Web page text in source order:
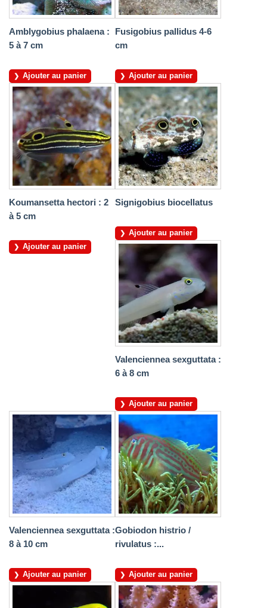
Amblygobius phalaena :
5 à 7 cm
Ajouter au panier
Fusigobius pallidus 4-6
cm
Ajouter au panier
Koumansetta hectori : 2
à 5 cm
Ajouter au panier
Signigobius biocellatus
Ajouter au panier
Valenciennea sexguttata :
6 à 8 cm
Ajouter au panier
Valenciennea sexguttata :
8 à 10 cm
Ajouter au panier
Gobiodon histrio /
rivulatus :...
Ajouter au panier